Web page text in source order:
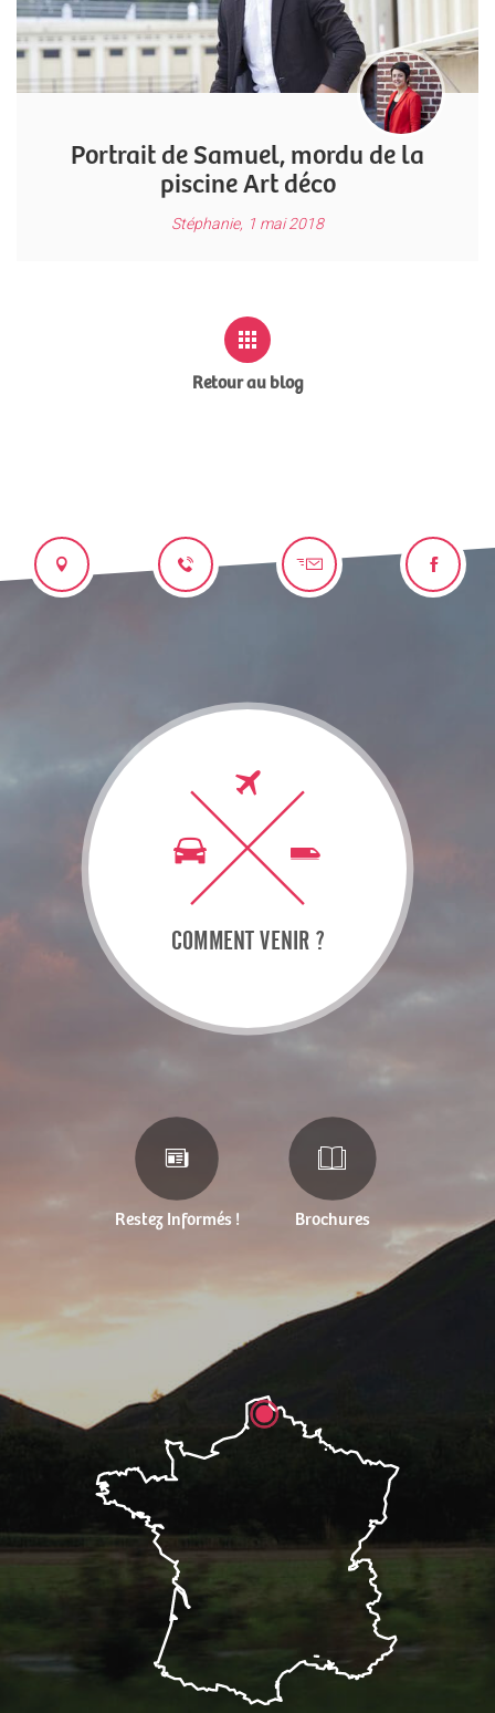
Stéphanie, 1 mai 2018
Portrait de Samuel, mordu de la
piscine Art déco
Retour au blog
COMMENT VENIR ?
Restez Informés ! Brochures